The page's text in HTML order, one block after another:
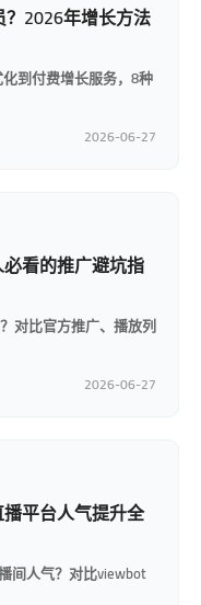
2026年增长方法
到付费增长服务，8种
2026-06-27
看的推广避坑指
对比官方推广、播放列
2026-06-27
平台人气提升全
间人气？对比viewbot